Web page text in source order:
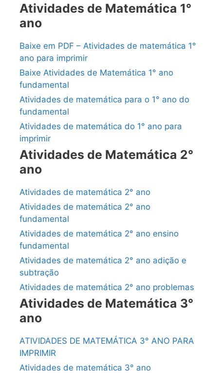
Atividades de Matemática 1°
ano
Baixe em PDF – Atividades de matemática 1°
ano para imprimir
Baixe Atividades de Matemática 1° ano
fundamental
Atividades de matemática para o 1° ano do
fundamental
Atividades de matemática do 1° ano para
imprimir
Atividades de Matemática 2°
ano
Atividades de matemática 2° ano
Atividades de matemática 2° ano
fundamental
Atividades de matemática 2° ano ensino
fundamental
Atividades de matemática 2° ano adição e
subtração
Atividades de matemática 2° ano problemas
Atividades de Matemática 3°
ano
ATIVIDADES DE MATEMÁTICA 3° ANO PARA
IMPRIMIR
Atividades de matemática 3° ano